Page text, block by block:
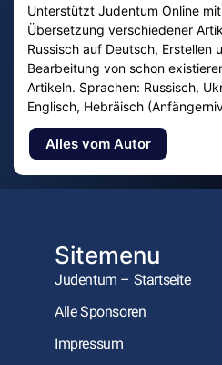
Unterstützt Judentum Online
Übersetzung verschiedener
Russisch auf Deutsch, Erstellen
Bearbeitung von schon
Artikeln. Sprachen: Russisch,
Englisch, Hebräisch
Alles vom Autor
Sitemenu
Judentum – Startseite
Alle Sponsoren
Impressum